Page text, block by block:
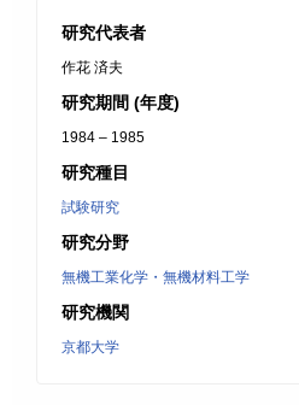
研究代表者
作花 済夫
研究期間 (年度)
1984 – 1985
研究種目
試験研究
研究分野
無機工業化学・無機材料工学
研究機関
京都大学